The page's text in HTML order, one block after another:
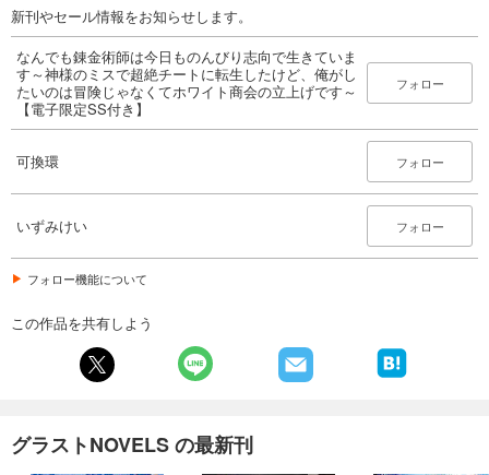
新刊やセール情報をお知らせします。
なんでも錬金術師は今日ものんびり志向で生きていま
す～神様のミスで超絶チートに転生したけど、俺がし
たいのは冒険じゃなくてホワイト商会の立上げです～
【電子限定SS付き】
フォロー
可換環 フォロー
いずみけい フォロー
フォロー機能について
この作品を共有しよう
グラストNOVELS の最新刊